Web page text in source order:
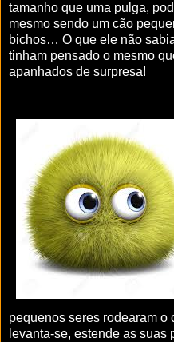
tamanho que uma pulga,
mesmo sendo um cão
bichos… O que ele não
tinham pensado o mesmo
apanhados de surpresa!
pequenos seres rodearam o
levanta-se, estende as suas